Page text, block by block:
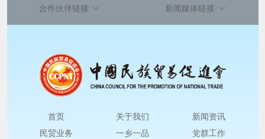
合作伙伴链接
新闻媒体链接
首页 关于我们
新闻资讯
民贸业务
一乡一品
党群工作